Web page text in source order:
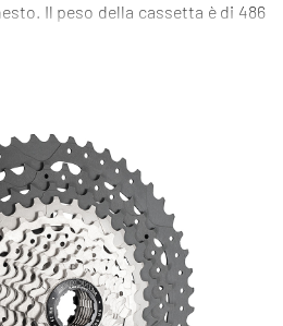
Il peso della cassetta è di 486